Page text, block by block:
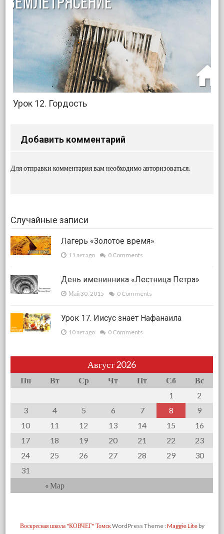
Урок 12. Гордость
Добавить комментарий
Для отправки комментария вам необходимоавторизоваться.
Случайные записи
Лагерь «Золотое время»
11 лет ago 0 Comments
День именинника «Лестница Петра»
Май 30, 2015 0 Comments
Урок 17. Иисус знает Нафанаила
10 лет ago 0 Comments
Август 2026
Пн Вт Ср Чт Пт Сб Вс
« Мар
1
2
3
4 5 6 7 8
9
10
11 12 13 14 15
16
17
18 19 20 21 22
23
24
25 26 27 28 29
30
31
Воскресная школа "КОВЧЕГ" ТомскWordPress Theme : Maggie Lite by